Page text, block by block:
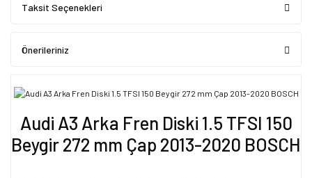
Taksit Seçenekleri
Önerileriniz
Audi A3 Arka Fren Diski 1.5 TFSI 150
Beygir 272 mm Çap 2013-2020 BOSCH